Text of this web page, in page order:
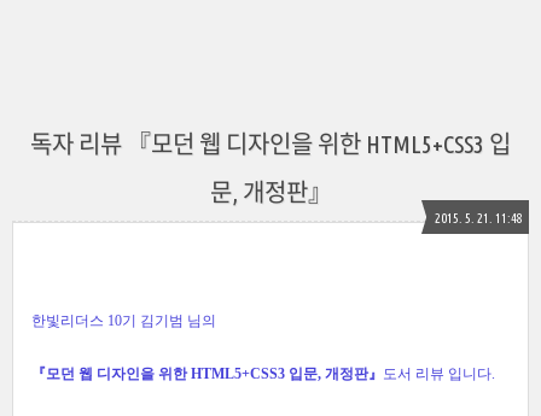
독자 리뷰 『모던 웹 디자인을 위한 HTML5+CSS3 입
문, 개정판』
2015. 5. 21. 11:48
한빛리더스 10기 김기범 님의
『모던 웹 디자인을 위한 HTML5+CSS3 입문, 개정판』 도서 리뷰 입니다.